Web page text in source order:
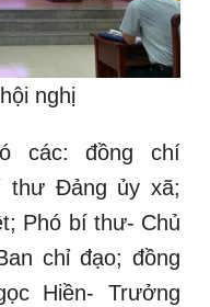
nghị
các: đồng chí
thư Đảng ủy xã;
Phó bí thư- Chủ
chỉ đạo; đồng
Hiền- Trưởng